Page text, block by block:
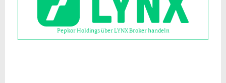
Pepkor Holdings über LYNX Broker handeln